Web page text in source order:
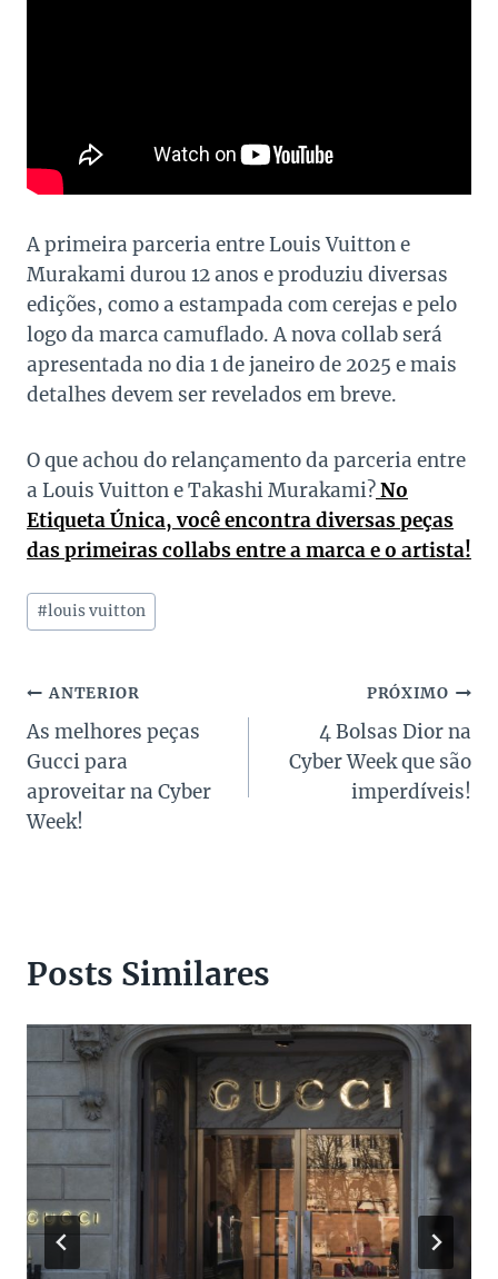
A primeira parceria entre Louis Vuitton e
Murakami durou 12 anos e produziu diversas
edições, como a estampada com cerejas e pelo
logo da marca camuflado. A nova collab será
apresentada no dia 1 de janeiro de 2025 e mais
detalhes devem ser revelados em breve.
O que achou do relançamento da parceria entre
a Louis Vuitton e Takashi Murakami?No
Etiqueta Única, você encontra diversas peças
das primeiras collabs entre a marca e o artista!
Tags
do
#louis vuitton
Navegação
de
Post
ANTERIOR
As melhores peças
Gucci para
aproveitar na Cyber
Week!
PRÓXIMO
4 Bolsas Dior na
Cyber Week que são
imperdíveis!
Posts Similares